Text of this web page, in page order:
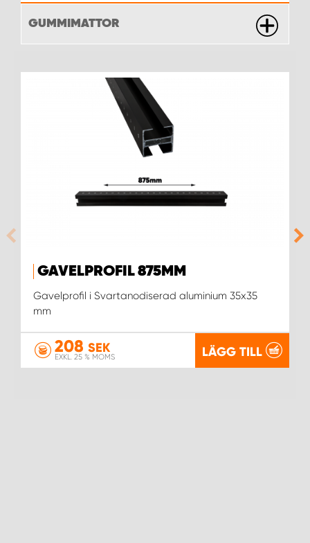
GUMMIMATTOR
GAVELPROFIL 875MM
Gavelprofil i Svartanodiserad aluminium 35x35
mm
208 SEK
EXKL. 25 % MOMS LÄGG TILL
WORK SYSTEM UMEÅ